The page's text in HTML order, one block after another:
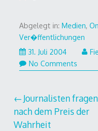
Abgelegt in: Medien,
Ver�ffentlichungen
31. Juli 20041.
August
No Comments
Journalisten fragen
nach dem Preis der
Wahrheit